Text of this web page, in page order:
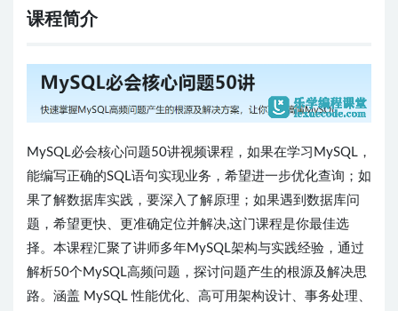
课程简介
MySQL必会核心问题50讲视频课程，如果在学习MySQL，
能编写正确的SQL语句实现业务，希望进一步优化查询；如
果了解数据库实践，要深入了解原理；如果遇到数据库问
题，希望更快、更准确定位并解决,这门课程是你最佳选
择。本课程汇聚了讲师多年MySQL架构与实践经验，通过
解析50个MySQL高频问题，探讨问题产生的根源及解决思
路。涵盖 MySQL 性能优化、高可用架构设计、事务处理、